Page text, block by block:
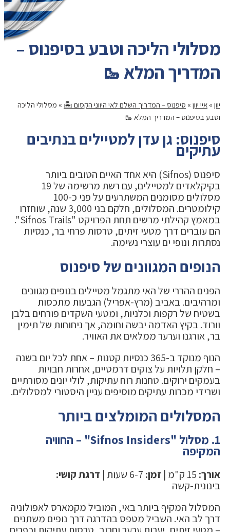
מסלולי הליכה וטבע בסיפנוס –
המדריך המלא 🥾
יוון » איי יוון » סיפנוס – המדריך השלם לאי היווני הקסום 🏝️ » מסלולי הליכה
וטבע בסיפנוס – המדריך המלא 🥾
סיפנוס: גן עדן למטיילים בנתיבים
עתיקים
סיפנוס (Sifnos) היא אחד האיים הטובים ביותר
בקיקלאדים למטיילים, עם רשת מרשימה של 19
מסלולים מסומנים המשתרעים על פני כ-100
קילומטרים. המסלולים, חלקם בני 3,000 שנה, שוחזרו
במאמץ קהילתי מרשים תחת הפרויקט "Sifnos Trails".
הם עוברים דרך מטעי זיתים, טרסות פרחי בר, כנסיות
נסתרות ונופי ים עוצרי נשימה.
הנופים המגוונים של סיפנוס
הפנים ההררי של האי מתגמל מטיילים בנופים מגוונים
ומרהיבים. באביב (מרץ-אפריל) הגבעות מתכסות
בשטיח של רקפות וכלניות, ומטעי השקדים פורחים בלבן
וורוד. בקיץ האדמה יבשה וחומה, אך ניחוחות של תימין
בר, אורגנו וערער ממלאים את האוויר.
הנוף מנוקד ב-365 כנסיות קטנות – אחת לכל יום בשנה
– חלקן תלויות על צוקים דרמטיים, אחרות חבויות
בעמקים ירוקים. טחנות רוח עתיקות, לולי יונים מסורתיים
ושרידי מכרות עתיקים מוסיפים עניין היסטורי למסלולים.
המסלולים המומלצים ביותר
1. מסלול "Sifnos Insiders" – החוויה
המקיפה
אורך: זמן:
דרגת קושי:
בינונית-קשה
המסלול המקיף ביותר באי, המוביל מקמארס לאפולוניה
דרך לב האי. השביל מטפס בהדרגה דרך נופים משתנים